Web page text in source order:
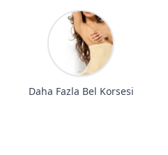
Daha Fazla Bel Korsesi